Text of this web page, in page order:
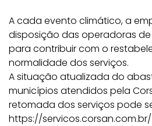
A cada evento climático, a
disposição das operadoras
para contribuir com o
normalidade dos serviços.
A situação atualizada do
municípios atendidos pela
retomada dos serviços pode
https://